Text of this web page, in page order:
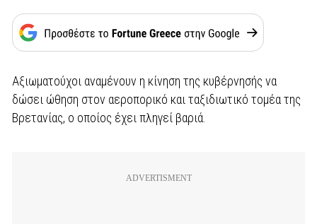
Αξιωματούχοι αναμένουν η κίνηση της κυβέρνησής να
δώσει ώθηση στον αεροπορικό και ταξιδιωτικό τομέα της
Βρετανίας, ο οποίος έχει πληγεί βαριά.